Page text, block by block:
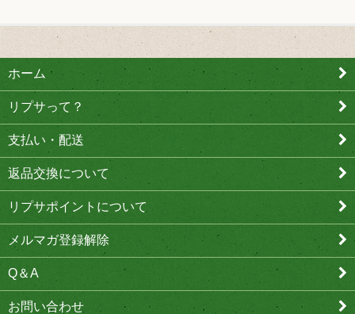
ホーム
リプサって？
支払い・配送
返品交換について
リプサポイントについて
メルマガ登録解除
Q＆A
お問い合わせ